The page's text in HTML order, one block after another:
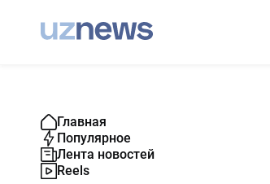
Главная
Популярное
Лента новостей
Reels